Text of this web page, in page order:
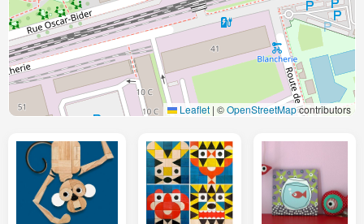
Leaflet | ©OpenStreetMapcontributors